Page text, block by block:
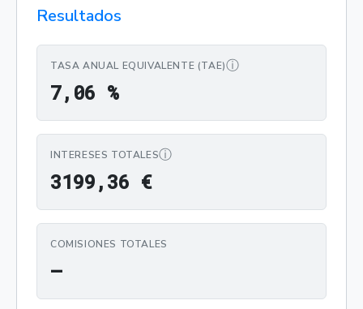
Resultados
TASA ANUAL EQUIVALENTE (TAE)ⓘ
7, 06 %7,06 %
INTERESES TOTALESⓘ
3199,36 €3199,36 €
COMISIONES TOTALES
—